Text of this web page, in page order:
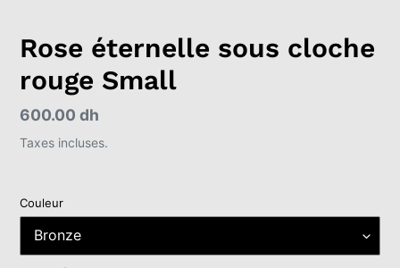
Rose éternelle sous cloche
rouge Small
Prix
normal
600.00 dh
Taxes incluses.
Couleur